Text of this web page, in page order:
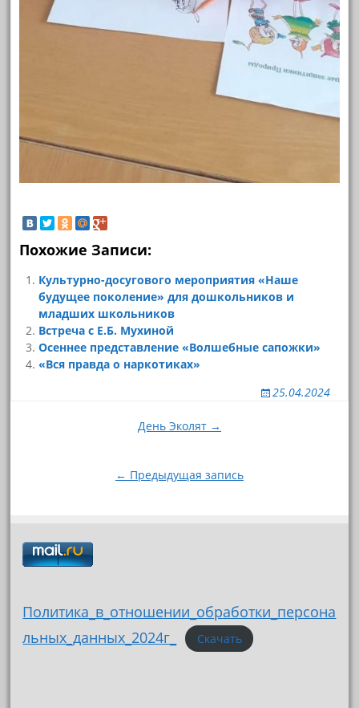
Похожие Записи:
Культурно-досугового мероприятия «Наше
будущее поколение» для дошкольников и
младших школьников
Встреча с Е.Б. Мухиной
Осеннее представление «Волшебные сапожки»
«Вся правда о наркотиках»
25.04.2024
День Эколят →
← Предыдущая запись
Политика_в_отношении_обработки_персона
льных_данных_2024г_
Скачать